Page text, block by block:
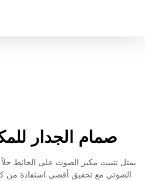
صمام الجدار
يمثل تثبيت مكبر الصوت على الحائط حلاً
الصوتي مع تحقيق أقصى استفادة من